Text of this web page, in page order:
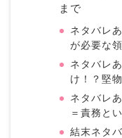
まで
ネタバレ
が必要な
ネタバレ
け！？堅
ネタバレ
＝責務と
結末ネタ